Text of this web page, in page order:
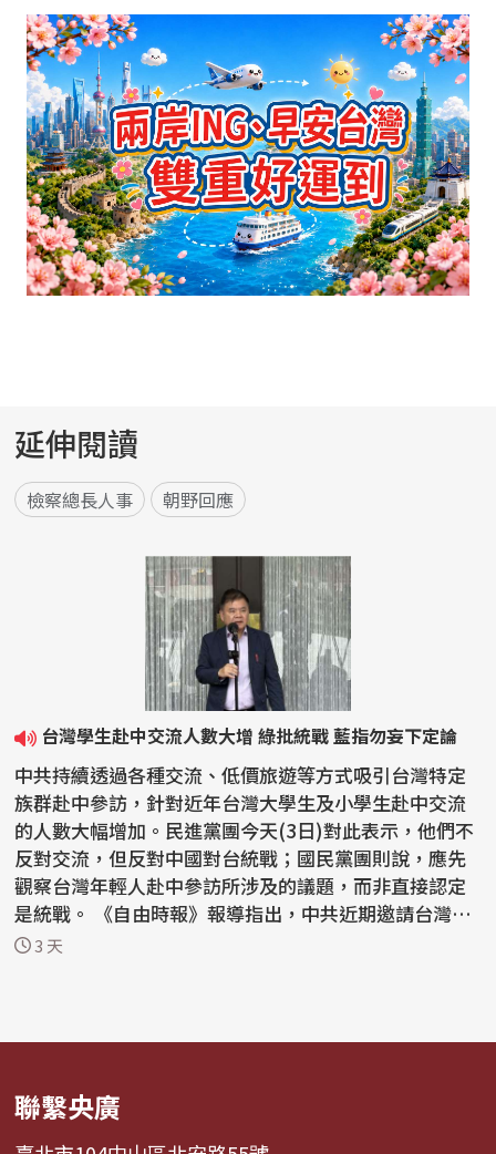
延伸閱讀
檢察總長人事 朝野回應
台灣學生赴中交流人數大增 綠批統戰 藍指勿妄下定論
中共持續透過各種交流、低價旅遊等方式吸引台灣特定
族群赴中參訪，針對近年台灣大學生及小學生赴中交流
的人數大幅增加。民進黨團今天(3日)對此表示，他們不
反對交流，但反對中國對台統戰；國民黨團則說，應先
觀察台灣年輕人赴中參訪所涉及的議題，而非直接認定
是統戰。 《自由時報》報導指出，中共近期邀請台灣大
學生...
3 天
聯繫央廣